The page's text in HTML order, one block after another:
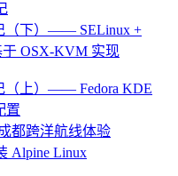
（下）—— SELinux +
于 OSX-KVM 实现
（上）—— Fedora KDE
置
都跨洋航线体验
Alpine Linux